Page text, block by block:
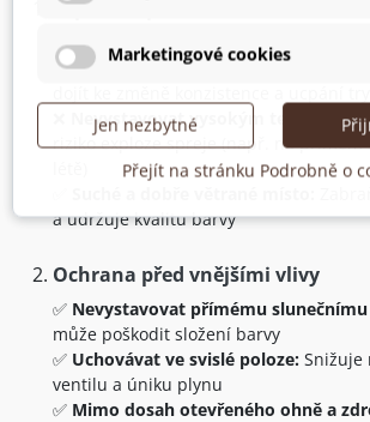
Teplota a prostředí
✅Optimální teplota:
10–25 °C
❌Nevystavovat mrazu:Při teplotách
Nevystavovat vysokým teplotám:
riziko exploze spreje (např. na přímém
a udržuje kvalitu barvy
Ochrana před vnějšími vlivy
✅ Nevystavovat přímému
může poškodit složení barvy
✅ Uchovávat ve svislé poloze: Snižuje
ventilu a úniku plynu
✅ Mimo dosah otevřeného ohně a
Marketingové cookies
Jen nezbytné
Přejít na stránku Podrobně o